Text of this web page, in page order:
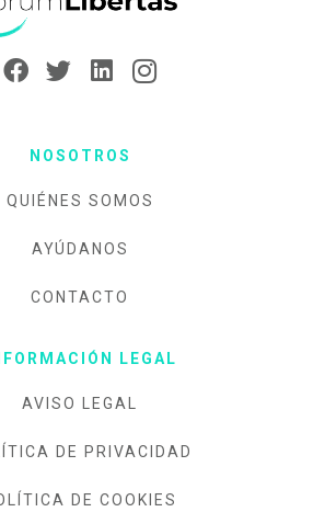
NOSOTROS
QUIÉNES SOMOS
AYÚDANOS
CONTACTO
LEGAL
AVISO LEGAL
DE PRIVACIDAD
DE COOKIES